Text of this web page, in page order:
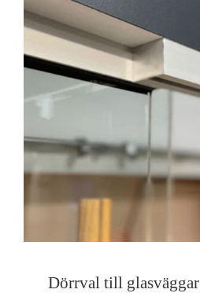
Dörrval till glasväggar